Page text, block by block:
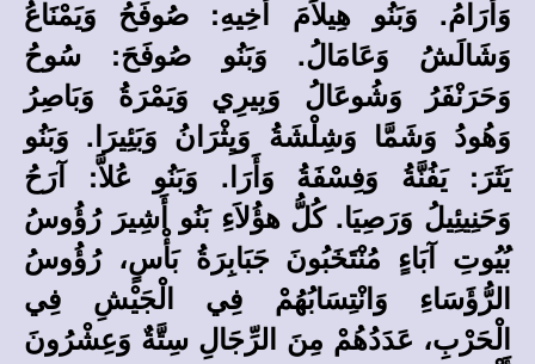
وَأَرَامُ. وَبَنُو هِيلاَمَ أَخِيهِ: صُوفَحُ وَيَمْنَاعُ
وَشَالَشُ وَعَامَالُ. وَبَنُو صُوفَحَ: سُوحُ
وَحَرَنْفَرُ وَشُوعَالُ وَبِيرِي وَيَمْرَةُ وَبَاصِرُ
وَهُودُ وَشَمَّا وَشِلْشَةُ وَيِثْرَانُ وَبَئِيرَا. وَبَنُو
يَثَرَ: يَفُنَّةُ وَفِسْفَةُ وَأَرَا. وَبَنُو عُلاَّ: آرَحُ
وَحَنِيئِيلُ وَرَصِيَا. كُلُّ هؤُلاَءِ بَنُو أَشِيرَ رُؤُوسُ
بُيُوتِ آبَاءٍ مُنْتَخَبُونَ جَبَابِرَةُ بَأْسٍ، رُؤُوسُ
الرُّؤَسَاءِ وَانْتِسَابُهُمْ فِي الْجَيْشِ فِي
الْحَرْبِ، عَدَدُهُمْ مِنَ الرِّجَالِ سِتَّةٌ وَعِشْرُونَ